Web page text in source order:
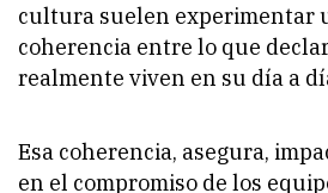
cultura suelen experimentar
coherencia entre lo que
realmente viven en su día a
Esa coherencia, asegura,
en el compromiso de los